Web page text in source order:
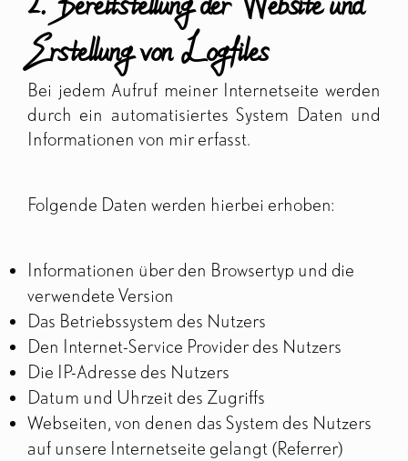
Erstellung von Logfiles
Bei jedem Aufruf meiner Internetseite werden
durch ein automatisiertes System Daten und
Informationen von mir erfasst.
Folgende Daten werden hierbei erhoben:
Informationen über den Browsertyp und die
verwendete Version
Das Betriebssystem des Nutzers
Den Internet-Service Provider des Nutzers
Die IP-Adresse des Nutzers
Datum und Uhrzeit des Zugriffs
Webseiten, von denen das System des Nutzers
auf unsere Internetseite gelangt (Referrer)